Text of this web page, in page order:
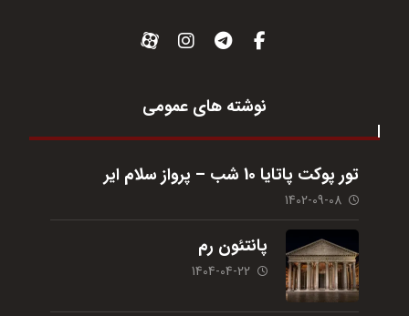
نوشته های عمومی
تور پوکت پاتایا 10 شب – پرواز سلام ایر
1402-09-08
پانتئون رم
1404-04-22